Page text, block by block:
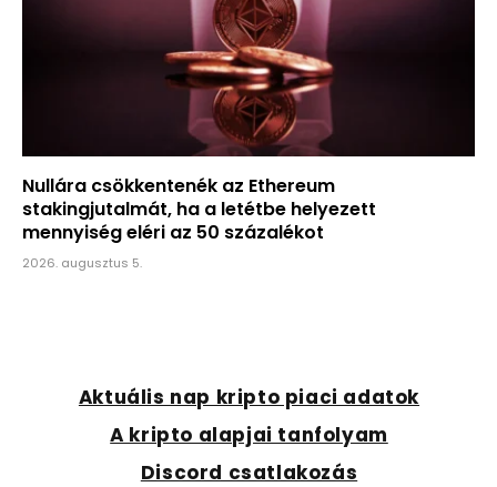
Nullára csökkentenék az Ethereum
stakingjutalmát, ha a letétbe helyezett
mennyiség eléri az 50 százalékot
2026. augusztus 5.
Aktuális nap kripto piaci adatok
A kripto alapjai tanfolyam
Discord csatlakozás